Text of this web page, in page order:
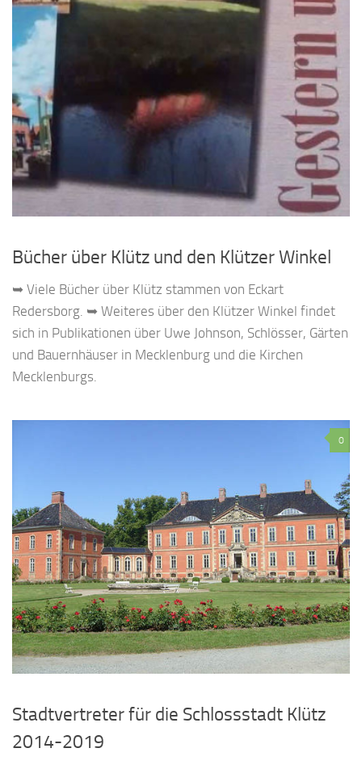
Bücher über Klütz und den Klützer Winkel
➥ Viele Bücher über Klütz stammen von Eckart
Redersborg. ➥ Weiteres über den Klützer Winkel findet
sich in Publikationen über Uwe Johnson, Schlösser, Gärten
und Bauernhäuser in Mecklenburg und die Kirchen
Mecklenburgs.
0
Stadtvertreter für die Schlossstadt Klütz
2014-2019